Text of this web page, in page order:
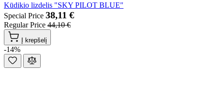
Kūdikio lizdelis "SKY PILOT BLUE"
Special Price 38,11 €
Regular Price 44,10 €
Į krepšelį
-14%